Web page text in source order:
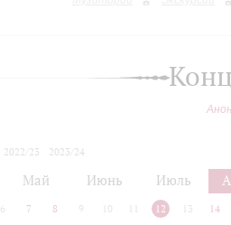
2022/23
2023/24
Май Июнь Июль
6 7 8 9 10 12 13 14